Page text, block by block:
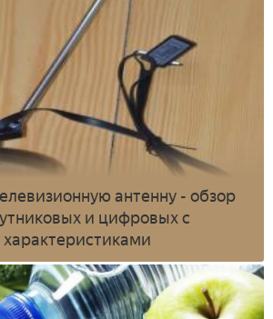
антенну - обзор
и цифровых с